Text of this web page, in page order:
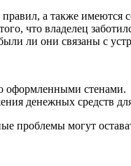
а также имеются
что владелец
ли они связаны с
оформленными стенами.
денежных средств
могут